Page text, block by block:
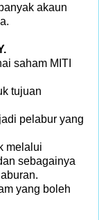
akaun
saham MITI
tujuan
pelabur yang
melalui
sebagainya
yang boleh